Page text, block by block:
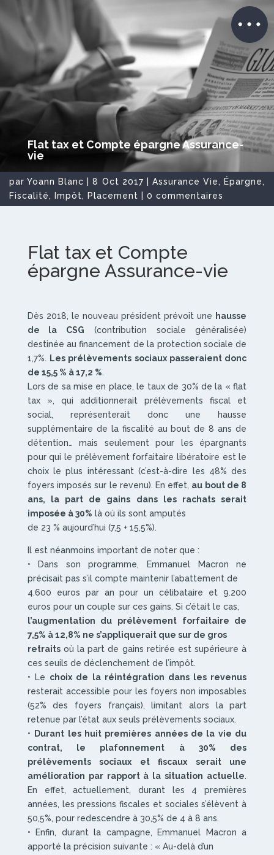
Flat tax et Compte épargne Assurance-
vie
parYoann Blanc |8 Oct 2017 Assurance Vie, Épargne,
Fiscalité, Impôt, Placement 0 commentaires
Flat tax et Compte
épargne Assurance-vie
Dès 2018, le nouveau président prévoit une hausse
de la CSG (contribution sociale généralisée)
destinée au financement de la protection sociale de
1,7%. Les prélèvements sociaux passeraient donc
de 15,5 % à 17,2 %.
Lors de sa mise en place, le taux de 30% de la « flat
tax », qui additionnerait prélèvements fiscal et
social, représenterait donc une hausse
supplémentaire de la fiscalité au bout de 8 ans de
détention… mais seulement pour les épargnants
pour qui le prélèvement forfaitaire libératoire est le
choix le plus intéressant (c’est-à-dire les 48% des
foyers imposés sur le revenu). En effet, au bout de 8
ans, la part de gains dans les rachats serait
imposée à 30% là où ils sont amputés
de 23 % aujourd’hui (7,5 + 15,5%).
Il est néanmoins important de noter que :
• Dans son programme, Emmanuel Macron ne
précisait pas s’il compte maintenir l’abattement de
4.600 euros par an pour un célibataire et 9.200
euros pour un couple sur ces gains. Si c’était le cas,
l’augmentation du prélèvement forfaitaire de
7,5% à 12,8% ne s’appliquerait que sur de gros
retraitsoù la part de gains retirée est supérieure à
ces seuils de déclenchement de l’impôt.
• Le choix de la réintégration dans les revenus
resterait accessible pour les foyers non imposables
(52% des foyers français), limitant alors la part
retenue par l’état aux seuls prélèvements sociaux.
•
Durant les huit premières années de la vie du
contrat, le plafonnement à 30% des
prélèvements sociaux et fiscaux serait une
amélioration par rapport à la situation actuelle.
En effet, actuellement, durant les 4 premières
années, les pressions fiscales et sociales s’élèvent à
50,5%, pour redescendre à 30,5% de 4 à 8 ans.
• Enfin, durant la campagne, Emmanuel Macron a
apporté la précision suivante : « Au-delà d’un